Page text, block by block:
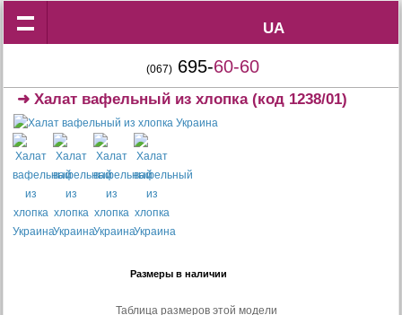
UA
UA
(067) 695-60-60
➜Халат вафельный из хлопка(код 1238/01)
Размеры в наличии
Таблица размеров этой модели